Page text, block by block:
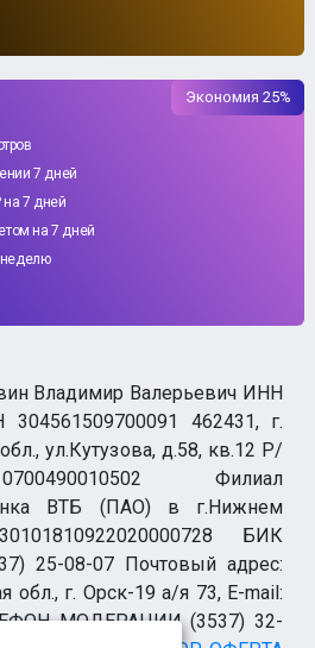
7 дней
на 7 дней
на 7 дней
неделю
Экономия 25%
Владимир Валерьевич ИНН
304561509700091 462431, г.
ул.Кутузова, д.58, кв.12 Р/
Филиал
ВТБ (ПАО) в г.Нижнем
БИК
25-08-07 Почтовый адрес:
обл., г. Орск-19 а/я 73, E-mail:
МОДЕРАЦИИ (3537) 32-